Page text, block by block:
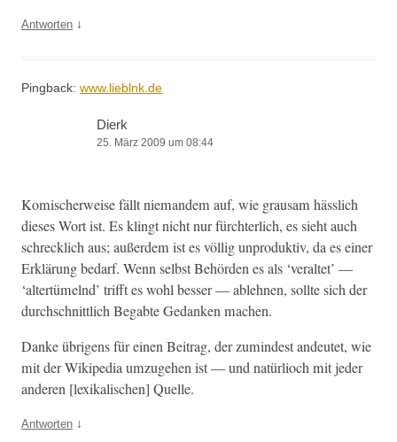
Antworten ↓
Pingback: www.lieblnk.de
Dierk
25. März 2009 um 08:44
Komis­cher­weise fällt nie­man­dem auf, wie grausam hässlich
dieses Wort ist. Es klingt nicht nur fürchter­lich, es sieht auch
schreck­lich aus; außer­dem ist es völ­lig unpro­duk­tiv, da es ein­er
Erk­lärung bedarf. Wenn selb­st Behör­den es als ‘ver­al­tet’ —
‘altertümel­nd’ trifft es wohl bess­er — ablehnen, sollte sich der
durch­schnit­tlich Begabte Gedanken machen.
Danke übri­gens für einen Beitrag, der zumin­d­est andeutet, wie
mit der Wikipedia umzuge­hen ist — und natür­lioch mit jed­er
anderen [lexikalis­chen] Quelle.
Antworten ↓